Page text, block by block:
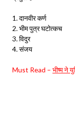
1. दानवीर कर्ण
2. भीम पुत्र घटोत्कच
3. विदुर
4. संजय
Must Read – भीष्म ने